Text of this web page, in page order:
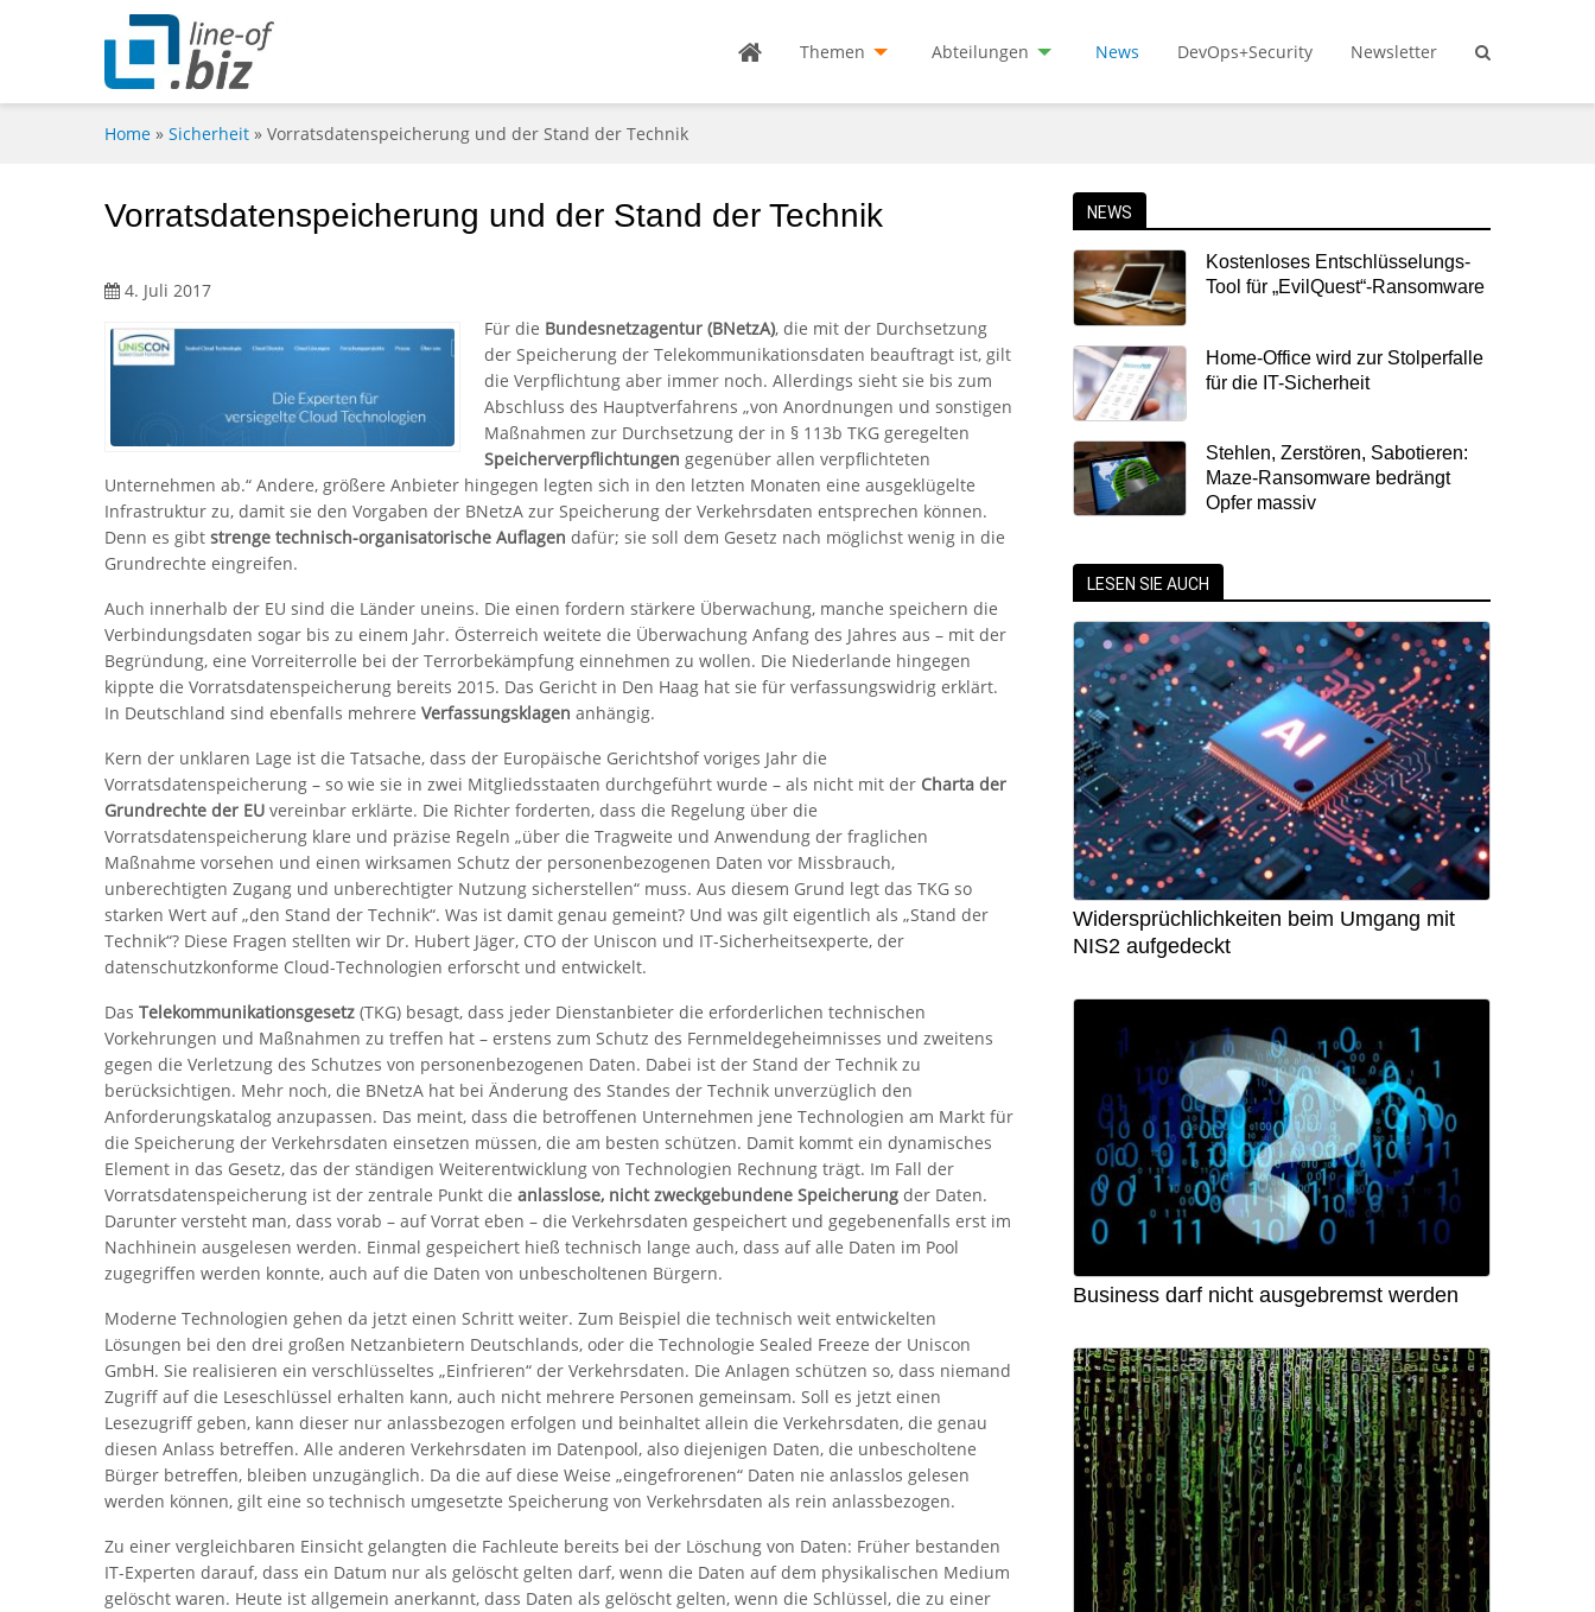
Themen Abteilungen News DevOps+Security Newsletter
Home » Sicherheit » Vorratsdatenspeicherung und der Stand der Technik
Vorratsdatenspeicherung und der Stand der Technik
4. Juli 2017
Für die Bundesnetzagentur (BNetzA), die mit der Durchsetzung
der Speicherung der Telekommunikationsdaten beauftragt ist, gilt
die Verpflichtung aber immer noch. Allerdings sieht sie bis zum
Abschluss des Hauptverfahrens „von Anordnungen und sonstigen
Maßnahmen zur Durchsetzung der in § 113b TKG geregelten
Speicherverpflichtungen gegenüber allen verpflichteten
Unternehmen ab.“ Andere, größere Anbieter hingegen legten sich in den letzten Monaten eine ausgeklügelte
Infrastruktur zu, damit sie den Vorgaben der BNetzA zur Speicherung der Verkehrsdaten entsprechen können.
Denn es gibt strenge technisch-organisatorische Auflagen dafür; sie soll dem Gesetz nach möglichst wenig in die
Grundrechte eingreifen.
Auch innerhalb der EU sind die Länder uneins. Die einen fordern stärkere Überwachung, manche speichern die
Verbindungsdaten sogar bis zu einem Jahr. Österreich weitete die Überwachung Anfang des Jahres aus – mit der
Begründung, eine Vorreiterrolle bei der Terrorbekämpfung einnehmen zu wollen. Die Niederlande hingegen
kippte die Vorratsdatenspeicherung bereits 2015. Das Gericht in Den Haag hat sie für verfassungswidrig erklärt.
In Deutschland sind ebenfalls mehrere Verfassungsklagen anhängig.
Kern der unklaren Lage ist die Tatsache, dass der Europäische Gerichtshof voriges Jahr die
Vorratsdatenspeicherung – so wie sie in zwei Mitgliedsstaaten durchgeführt wurde – als nicht mit der Charta der
Grundrechte der EU vereinbar erklärte. Die Richter forderten, dass die Regelung über die
Vorratsdatenspeicherung klare und präzise Regeln „über die Tragweite und Anwendung der fraglichen
Maßnahme vorsehen und einen wirksamen Schutz der personenbezogenen Daten vor Missbrauch,
unberechtigten Zugang und unberechtigter Nutzung sicherstellen“ muss. Aus diesem Grund legt das TKG so
starken Wert auf „den Stand der Technik“. Was ist damit genau gemeint? Und was gilt eigentlich als „Stand der
Technik“? Diese Fragen stellten wir Dr. Hubert Jäger, CTO der Uniscon und IT-Sicherheitsexperte, der
datenschutzkonforme Cloud-Technologien erforscht und entwickelt.
Das Telekommunikationsgesetz (TKG) besagt, dass jeder Dienstanbieter die erforderlichen technischen
Vorkehrungen und Maßnahmen zu treffen hat – erstens zum Schutz des Fernmeldegeheimnisses und zweitens
gegen die Verletzung des Schutzes von personenbezogenen Daten. Dabei ist der Stand der Technik zu
berücksichtigen. Mehr noch, die BNetzA hat bei Änderung des Standes der Technik unverzüglich den
Anforderungskatalog anzupassen. Das meint, dass die betroffenen Unternehmen jene Technologien am Markt für
die Speicherung der Verkehrsdaten einsetzen müssen, die am besten schützen. Damit kommt ein dynamisches
Element in das Gesetz, das der ständigen Weiterentwicklung von Technologien Rechnung trägt. Im Fall der
Vorratsdatenspeicherung ist der zentrale Punkt die anlasslose, nicht zweckgebundene Speicherung der Daten.
Darunter versteht man, dass vorab – auf Vorrat eben – die Verkehrsdaten gespeichert und gegebenenfalls erst im
Nachhinein ausgelesen werden. Einmal gespeichert hieß technisch lange auch, dass auf alle Daten im Pool
zugegriffen werden konnte, auch auf die Daten von unbescholtenen Bürgern.
Moderne Technologien gehen da jetzt einen Schritt weiter. Zum Beispiel die technisch weit entwickelten
Lösungen bei den drei großen Netzanbietern Deutschlands, oder die Technologie Sealed Freeze der Uniscon
GmbH. Sie realisieren ein verschlüsseltes „Einfrieren“ der Verkehrsdaten. Die Anlagen schützen so, dass niemand
Zugriff auf die Leseschlüssel erhalten kann, auch nicht mehrere Personen gemeinsam. Soll es jetzt einen
Lesezugriff geben, kann dieser nur anlassbezogen erfolgen und beinhaltet allein die Verkehrsdaten, die genau
diesen Anlass betreffen. Alle anderen Verkehrsdaten im Datenpool, also diejenigen Daten, die unbescholtene
Bürger betreffen, bleiben unzugänglich. Da die auf diese Weise „eingefrorenen“ Daten nie anlasslos gelesen
werden können, gilt eine so technisch umgesetzte Speicherung von Verkehrsdaten als rein anlassbezogen.
Zu einer vergleichbaren Einsicht gelangten die Fachleute bereits bei der Löschung von Daten: Früher bestanden
IT-Experten darauf, dass ein Datum nur als gelöscht gelten darf, wenn die Daten auf dem physikalischen Medium
gelöscht waren. Heute ist allgemein anerkannt, dass Daten als gelöscht gelten, wenn die Schlüssel, die zu einer
NEWS
Kostenloses Entschlüsselungs-
Tool für „EvilQuest“-Ransomware
Home-Office wird zur Stolperfalle
für die IT-Sicherheit
Stehlen, Zerstören, Sabotieren:
Maze-Ransomware bedrängt
Opfer massiv
LESEN SIE AUCH
Widersprüchlichkeiten beim Umgang mit
NIS2 aufgedeckt
Business darf nicht ausgebremst werden